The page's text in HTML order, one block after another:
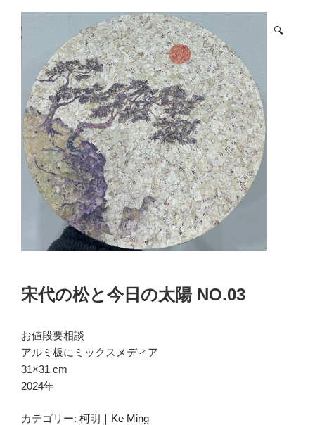
🔍
宋代の松と今日の太陽 NO.03
お値段要相談
アルミ板にミックスメディア
31×31 cm
2024年
カテゴリー: 柯明｜Ke Ming